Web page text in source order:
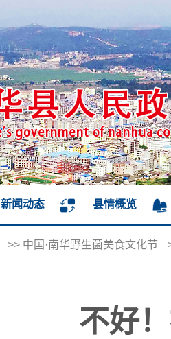
新闻动态 县情概览
>> 中国·南华野生菌美食文化节
不好